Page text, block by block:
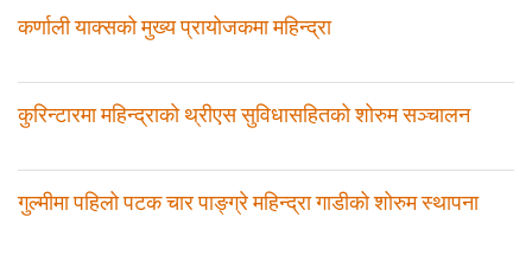
कर्णाली याक्सको मुख्य प्रायोजकमा महिन्द्रा
कुरिन्टारमा महिन्द्राको थ्रीएस सुविधासहितको शोरुम सञ्चालन
गुल्मीमा पहिलो पटक चार पाङ्ग्रे महिन्द्रा गाडीको शोरुम स्थापना